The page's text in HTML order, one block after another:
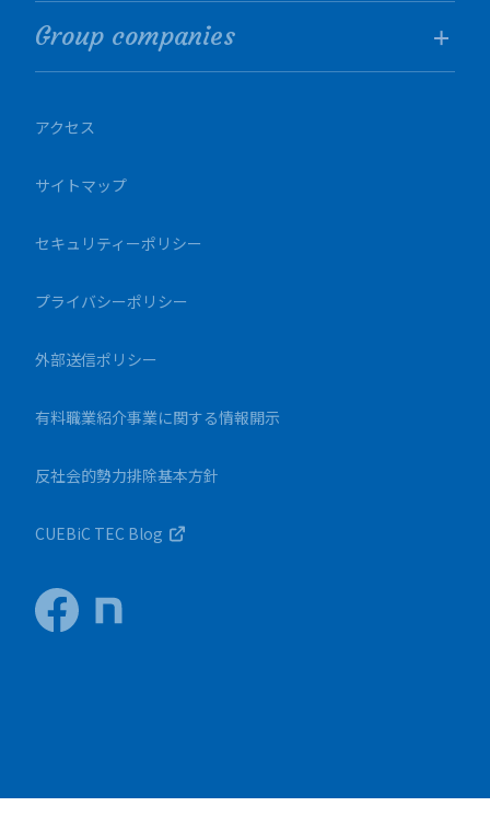
Group companies
アクセス
サイトマップ
セキュリティーポリシー
プライバシーポリシー
外部送信ポリシー
有料職業紹介事業に関する情報開示
反社会的勢力排除基本方針
CUEBiC TEC Blog